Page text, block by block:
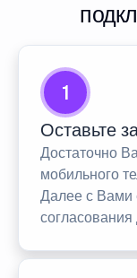
1
Оставьте
Достаточно
мобильного
Далее с Вами